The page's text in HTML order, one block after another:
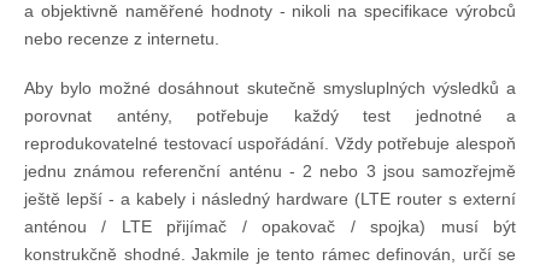
O plavbách českých jachtařů
Převzaté články ze zahraničí
Ostatní články
Plavební oblasti
a objektivně naměřené hodnoty - nikoli na specifikace výrobců
nebo recenze z internetu.
Aby bylo možné dosáhnout skutečně smysluplných výsledků a
porovnat antény, potřebuje každý test jednotné a
reprodukovatelné testovací uspořádání. Vždy potřebuje alespoň
jednu známou referenční anténu - 2 nebo 3 jsou samozřejmě
ještě lepší - a kabely i následný hardware (LTE router s externí
anténou / LTE přijímač / opakovač / spojka) musí být
konstrukčně shodné. Jakmile je tento rámec definován, určí se